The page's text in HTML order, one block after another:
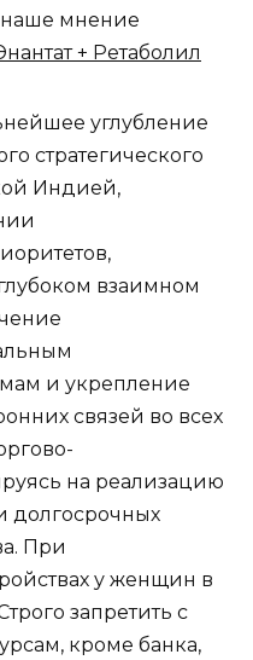
наше мнение
+ Ретаболил
углубление
стратегического
Индией,
взаимном
и укрепление
связей во всех
на реализацию
долгосрочных
При
у женщин в
запретить с
кроме банка,